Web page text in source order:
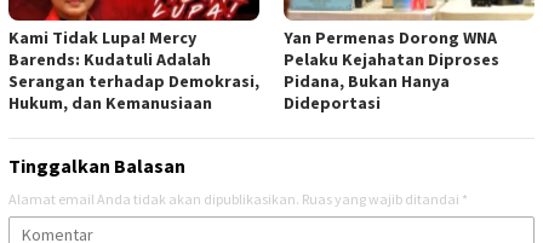
Kami Tidak Lupa! Mercy
Barends: Kudatuli Adalah
Serangan terhadap Demokrasi,
Hukum, dan Kemanusiaan
Yan Permenas Dorong WNA
Pelaku Kejahatan Diproses
Pidana, Bukan Hanya
Dideportasi
Tinggalkan Balasan
Alamat email Anda tidak akan dipublikasikan. Ruas yang wajib ditandai *